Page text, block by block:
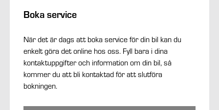
Boka service
När det är dags att boka service för din bil kan du
enkelt göra det online hos oss. Fyll bara i dina
kontaktuppgifter och information om din bil, så
kommer du att bli kontaktad för att slutföra
bokningen.